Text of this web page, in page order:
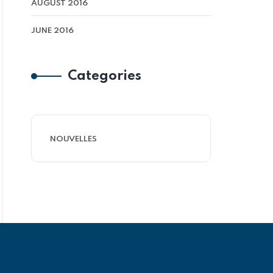
AUGUST 2016
JUNE 2016
Categories
NOUVELLES